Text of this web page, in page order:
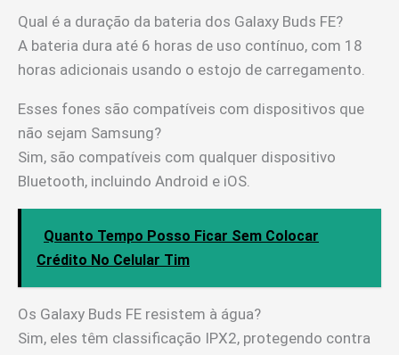
Qual é a duração da bateria dos Galaxy Buds FE?
A bateria dura até 6 horas de uso contínuo, com 18
horas adicionais usando o estojo de carregamento.
Esses fones são compatíveis com dispositivos que
não sejam Samsung?
Sim, são compatíveis com qualquer dispositivo
Bluetooth, incluindo Android e iOS.
Quanto Tempo Posso Ficar Sem Colocar
Crédito No Celular Tim
Os Galaxy Buds FE resistem à água?
Sim, eles têm classificação IPX2, protegendo contra